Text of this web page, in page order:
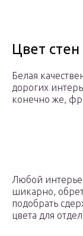
Цвет
Белая
дорогих
конечно же,
Любой
шикарно,
подобрать
цвета для